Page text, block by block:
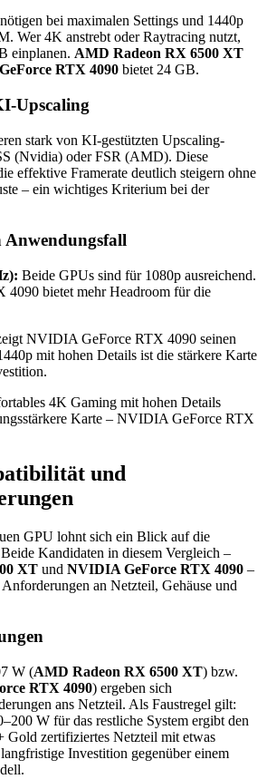
bei maximalen Settings und 1440p
Wer 4K anstrebt oder Raytracing nutzt,
einplanen. AMD Radeon RX 6500 XT
RTX 4090 bietet 24 GB.
Upscaling
stark von KI-gestützten Upscaling-
(Nvidia) oder FSR (AMD). Diese
effektive Framerate deutlich steigern ohne
– ein wichtiges Kriterium bei der
Anwendungsfall
Beide GPUs sind für 1080p ausreichend.
bietet mehr Headroom für die
NVIDIA GeForce RTX 4090 seinen
mit hohen Details ist die stärkere Karte
4K Gaming mit hohen Details
Karte – NVIDIA GeForce RTX
und
GPU lohnt sich ein Blick auf die
Kandidaten in diesem Vergleich –
XT und NVIDIA GeForce RTX 4090 –
an Netzteil, Gehäuse und
W (AMD Radeon RX 6500 XT) bzw.
RTX 4090) ergeben sich
ans Netzteil. Als Faustregel gilt:
W für das restliche System ergibt den
Gold zertifiziertes Netzteil mit etwas
Investition gegenüber einem